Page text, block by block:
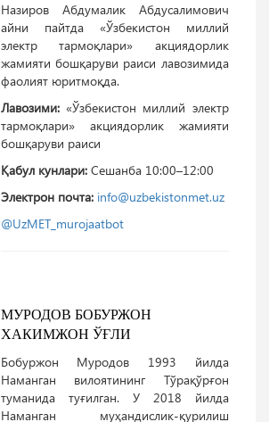
Назиров Абдумалик Абдусалимович
айни пайтда «Ўзбекистон миллий
электр тармоқлари» акциядорлик
жамияти бошқаруви раиси лавозимида
фаолият юритмоқда.
Лавозими:«Ўзбекистон миллий электр
тармоқлари» акциядорлик жамияти
бошқаруви раиси
Қабул кунлари:Сешанба 10:00–12:00
Электрон почта: info@uzbekistonmet.uz
@UzMET_murojaatbot
МУРОДОВ БОБУРЖОН
ХАКИМЖОН ЎҒЛИ
Бобуржон Муродов 1993 йилда
Наманган вилоятининг Тўрақўрғон
туманида туғилган. У 2018 йилда
Наманган муҳандислик-қурилиш